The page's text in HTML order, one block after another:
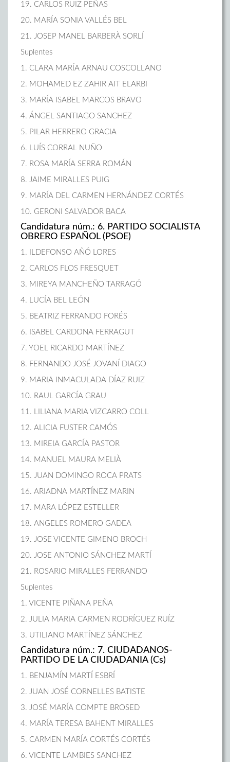
19. CARLOS RUIZ PEÑAS
20. MARÍA SONIA VALLÉS BEL
21. JOSEP MANEL BARBERÀ SORLÍ
Suplentes
1. CLARA MARÍA ARNAU COSCOLLANO
2. MOHAMED EZ ZAHIR AIT ELARBI
3. MARÍA ISABEL MARCOS BRAVO
4. ÁNGEL SANTIAGO SANCHEZ
5. PILAR HERRERO GRACIA
6. LUÍS CORRAL NUÑO
7. ROSA MARÍA SERRA ROMÁN
8. JAIME MIRALLES PUIG
9. MARÍA DEL CARMEN HERNÁNDEZ CORTÉS
10. GERONI SALVADOR BACA
Candidatura núm.: 6. PARTIDO SOCIALISTA
OBRERO ESPAÑOL (PSOE)
1. ILDEFONSO AÑÓ LORES
2. CARLOS FLOS FRESQUET
3. MIREYA MANCHEÑO TARRAGÓ
4. LUCÍA BEL LEÓN
5. BEATRIZ FERRANDO FORÉS
6. ISABEL CARDONA FERRAGUT
7. YOEL RICARDO MARTÍNEZ
8. FERNANDO JOSÉ JOVANÍ DIAGO
9. MARIA INMACULADA DÍAZ RUIZ
10. RAUL GARCÍA GRAU
11. LILIANA MARIA VIZCARRO COLL
12. ALICIA FUSTER CAMÓS
13. MIREIA GARCÍA PASTOR
14. MANUEL MAURA MELIÀ
15. JUAN DOMINGO ROCA PRATS
16. ARIADNA MARTÍNEZ MARIN
17. MARA LÓPEZ ESTELLER
18. ANGELES ROMERO GADEA
19. JOSE VICENTE GIMENO BROCH
20. JOSE ANTONIO SÁNCHEZ MARTÍ
21. ROSARIO MIRALLES FERRANDO
Suplentes
1. VICENTE PIÑANA PEÑA
2. JULIA MARIA CARMEN RODRÍGUEZ RUÍZ
3. UTILIANO MARTÍNEZ SÁNCHEZ
Candidatura núm.: 7. CIUDADANOS-
PARTIDO DE LA CIUDADANIA (Cs)
1. BENJAMÍN MARTÍ ESBRÍ
2. JUAN JOSÉ CORNELLES BATISTE
3. JOSÉ MARÍA COMPTE BROSED
4. MARÍA TERESA BAHENT MIRALLES
5. CARMEN MARÍA CORTÉS CORTÉS
6. VICENTE LAMBIES SANCHEZ